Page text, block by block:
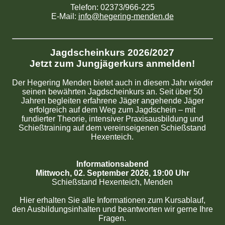
Telefon: 02373/966-225
E-Mail: info@hegering-menden.de
Jagdscheinkurs 2026/2027
Jetzt zum Jungjägerkurs anmelden!
Der Hegering Menden bietet auch in diesem Jahr wieder
seinen bewährten Jagdscheinkurs an. Seit über 50
Jahren begleiten erfahrene Jäger angehende Jäger
erfolgreich auf dem Weg zum Jagdschein – mit
fundierter Theorie, intensiver Praxisausbildung und
Schießtraining auf dem vereinseigenen Schießstand
Hexenteich.
Informationsabend
Mittwoch, 02. September 2026, 19:00 Uhr
Schießstand Hexenteich, Menden
Hier erhalten Sie alle Informationen zum Kursablauf,
den Ausbildungsinhalten und beantworten wir gerne Ihre
Fragen.